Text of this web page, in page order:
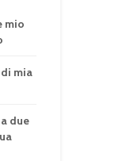
mio
mia
due